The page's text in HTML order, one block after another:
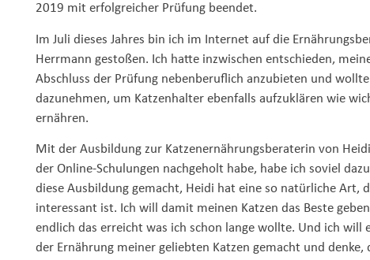
2019 mit erfolgreicher Prüfung beendet.
Im Juli dieses Jahres bin ich im Internet auf die
Herrmann gestoßen. Ich hatte inzwischen entschieden,
Abschluss der Prüfung nebenberuflich anzubieten und
dazunehmen, um Katzenhalter ebenfalls aufzuklären wie
ernähren.
Mit der Ausbildung zur Katzenernährungsberaterin von
der Online-Schulungen nachgeholt habe, habe ich soviel
diese Ausbildung gemacht, Heidi hat eine so natürliche Art,
interessant ist. Ich will damit meinen Katzen das Beste
endlich das erreicht was ich schon lange wollte. Und ich will
der Ernährung meiner geliebten Katzen gemacht und denke,